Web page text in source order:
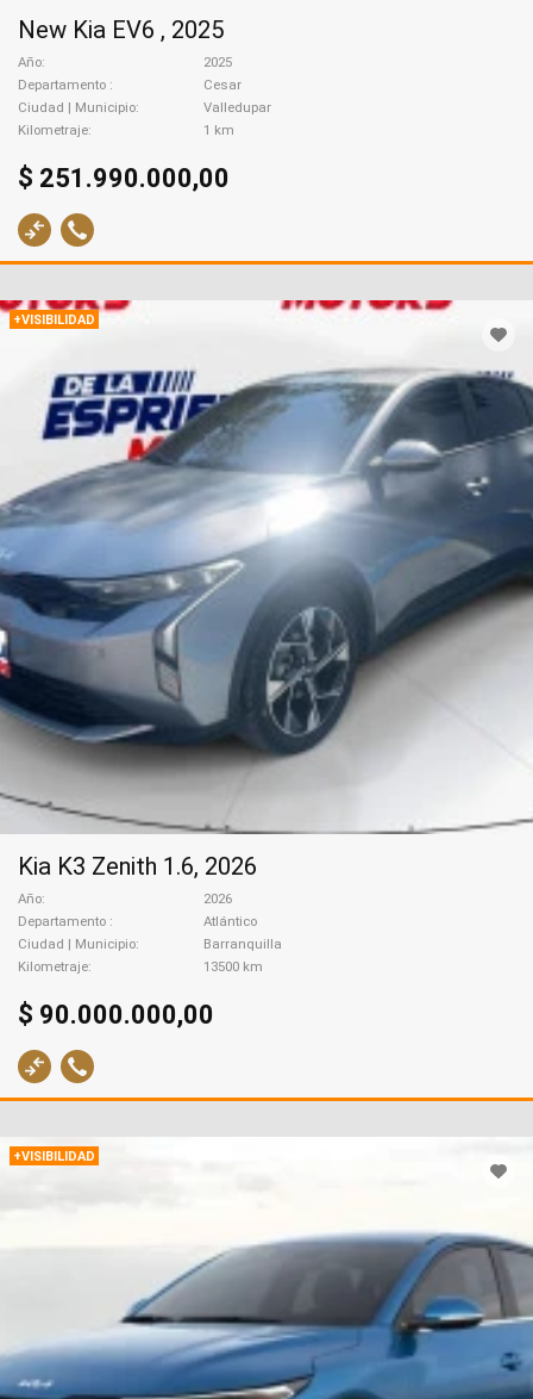
New Kia EV6 , 2025
Año
2025
Departamento
Cesar
Ciudad | Municipio
Valledupar
Kilometraje
1 km
$ 251.990.000,00
+VISIBILIDAD
Kia K3 Zenith 1.6, 2026
Año
2026
Departamento
Atlántico
Ciudad | Municipio
Barranquilla
Kilometraje
13500 km
$ 90.000.000,00
+VISIBILIDAD